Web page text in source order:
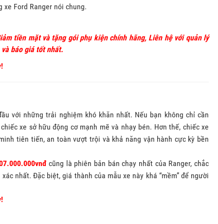
Ford Ranger nói chung.
iảm tiền mặt và tặng gói phụ kiện chính hãng, Liên hệ với quản lý
báo giá tốt nhất.
với những trải nghiệm khó khăn nhất. Nếu bạn không chỉ cần
xe sở hữu động cơ mạnh mẽ và nhạy bén. Hơn thế, chiếc xe
tiên tiến, an toàn vượt trội và khả năng vận hành cực kỳ bền
cũng là phiên bản bán chạy nhất của Ranger, chắc
nhất. Đặc biệt, giá thành của mẫu xe này khá “mềm” để người